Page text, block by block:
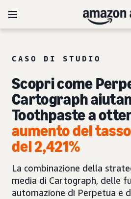
CASO DI STUDIO
Scopri come
Cartograph
Toothpaste a
aumento del
del 2,421%
La combinazione della
media di Cartograph, delle
automazione di Perpetua e